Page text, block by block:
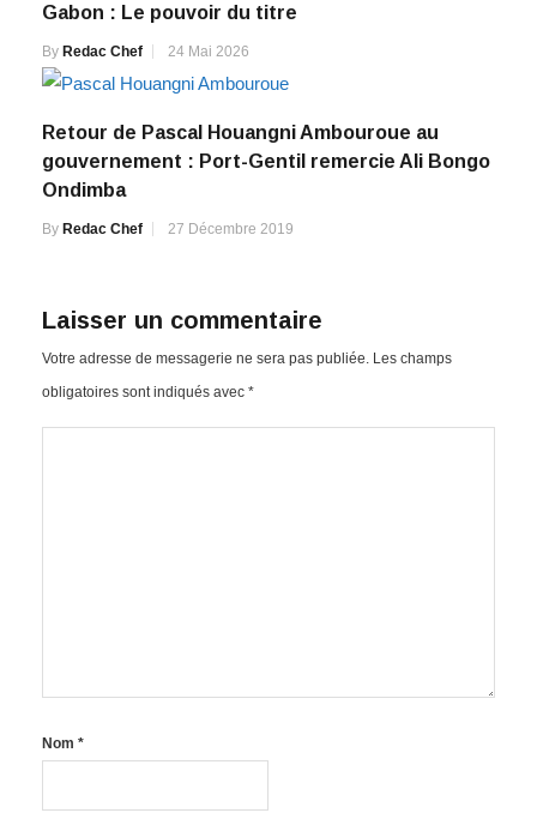
Gabon : Le pouvoir du titre
By Redac Chef 24 Mai 2026
Retour de Pascal Houangni Ambouroue au
gouvernement : Port-Gentil remercie Ali Bongo
Ondimba
By Redac Chef 27 Décembre 2019
Laisser un commentaire
Votre adresse de messagerie ne sera pas publiée. Les champs
obligatoires sont indiqués avec *
Nom *